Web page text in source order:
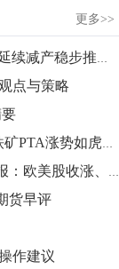
，刷新近两个月
重视贵金属的阶
上涨16.93%，
，且涨幅超过黄
。
更多>>
原油交易提醒：OPEC+延续减产稳步推进 但一大魔咒依然困扰投资者
点与策略
小美金融：产业早报 | 铁矿PTA涨势如虎，今日您关注哪些
【7月2日猎鹰解期夜快报：欧美股收涨、黄金走低、原油上涨】
货早评
作建议